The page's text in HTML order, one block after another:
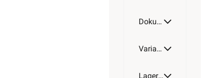
Dokumentasjon
Varianter av artikkel
Lagerstatus